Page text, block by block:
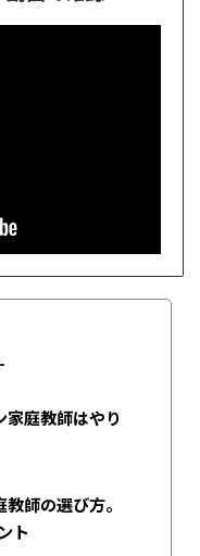
庭教師はやり
師の選び方。
ト